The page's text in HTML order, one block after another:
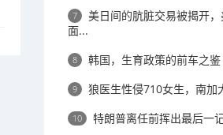
7
美日间的肮脏交易被揭开
面...
8 韩国，生育政策的前车之鉴
9 狼医生性侵710女生，南加
10 特朗普离任前挥出最后一